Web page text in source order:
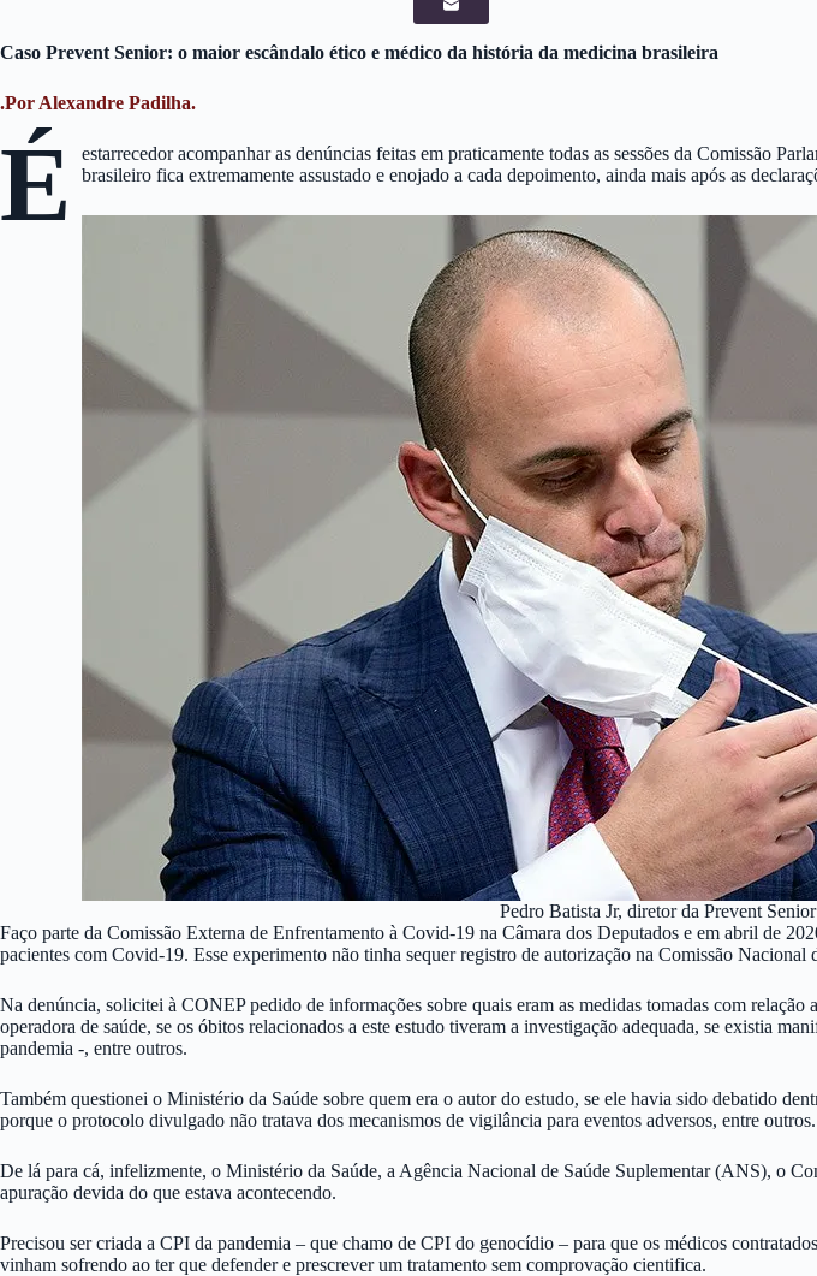
Caso Prevent Senior: o maior escândalo ético e médico da história da medicina brasileira
.Por Alexandre Padilha.
É
estarrecedor acompanhar as denúncias feitas em praticamente todas as sessões da Comissão
brasileiro fica extremamente assustado e enojado a cada depoimento, ainda mais após as
Pedro Batista Jr, diretor da Prevent
Faço parte da Comissão Externa de Enfrentamento à Covid-19 na Câmara dos Deputados e em abril de
pacientes com Covid-19. Esse experimento não tinha sequer registro de autorização na Comissão
Na denúncia, solicitei à CONEP pedido de informações sobre quais eram as medidas tomadas com relação
operadora de saúde, se os óbitos relacionados a este estudo tiveram a investigação adequada, se existia
pandemia -, entre outros.
Também questionei o Ministério da Saúde sobre quem era o autor do estudo, se ele havia sido debatido
porque o protocolo divulgado não tratava dos mecanismos de vigilância para eventos adversos, entre outros.
De lá para cá, infelizmente, o Ministério da Saúde, a Agência Nacional de Saúde Suplementar (ANS), o
apuração devida do que estava acontecendo.
Precisou ser criada a CPI da pandemia – que chamo de CPI do genocídio – para que os médicos
vinham sofrendo ao ter que defender e prescrever um tratamento sem comprovação cientifica.